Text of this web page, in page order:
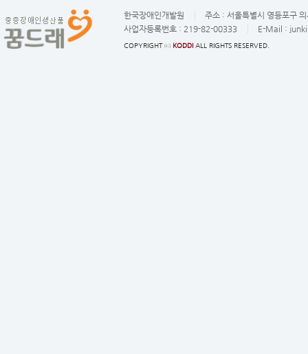
한국장애인개발원 주소 : 서울특별시 영등포구
사업자등록번호 : 219-82-00333 E-Mail :
COPYRIGHT ⓒ KODDI ALL RIGHTS RESERVED.